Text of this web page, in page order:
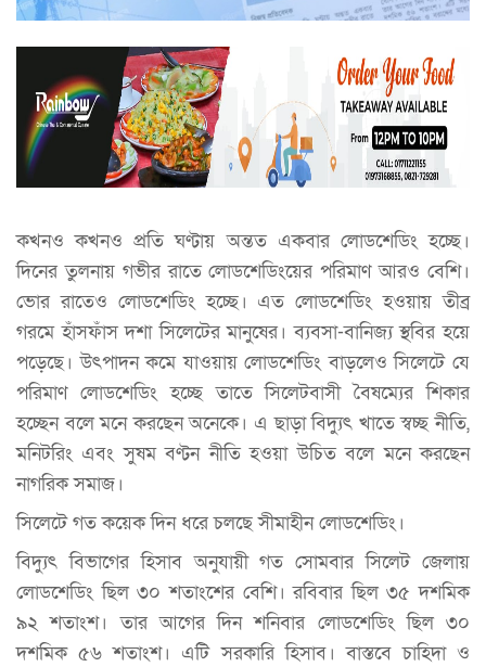
কখনও কখনও প্রতি ঘণ্টায় অন্তত একবার লোডশেডিং হচ্ছে।
দিনের তুলনায় গভীর রাতে লোডশেডিংয়ের পরিমাণ আরও বেশি।
ভোর রাতেও লোডশেডিং হচ্ছে। এত লোডশেডিং হওয়ায় তীব্র
গরমে হাঁসফাঁস দশা সিলেটের মানুষের। ব্যবসা-বানিজ্য স্থবির হয়ে
পড়েছে। উৎপাদন কমে যাওয়ায় লোডশেডিং বাড়লেও সিলেটে যে
পরিমাণ লোডশেডিং হচ্ছে তাতে সিলেটবাসী বৈষম্যের শিকার
হচ্ছেন বলে মনে করছেন অনেকে। এ ছাড়া বিদ্যুৎ খাতে স্বচ্ছ নীতি,
মনিটরিং এবং সুষম বণ্টন নীতি হওয়া উচিত বলে মনে করছেন
নাগরিক সমাজ।
সিলেটে গত কয়েক দিন ধরে চলছে সীমাহীন লোডশেডিং।
বিদ্যুৎ বিভাগের হিসাব অনুযায়ী গত সোমবার সিলেট জেলায়
লোডশেডিং ছিল ৩০ শতাংশের বেশি। রবিবার ছিল ৩৫ দশমিক
৯২ শতাংশ। তার আগের দিন শনিবার লোডশেডিং ছিল ৩০
দশমিক ৫৬ শতাংশ। এটি সরকারি হিসাব। বাস্তবে চাহিদা ও